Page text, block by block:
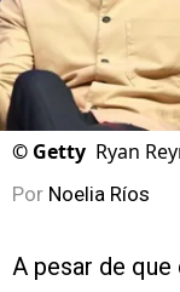
© Getty Ryan
Por Noelia Ríos
A pesar de